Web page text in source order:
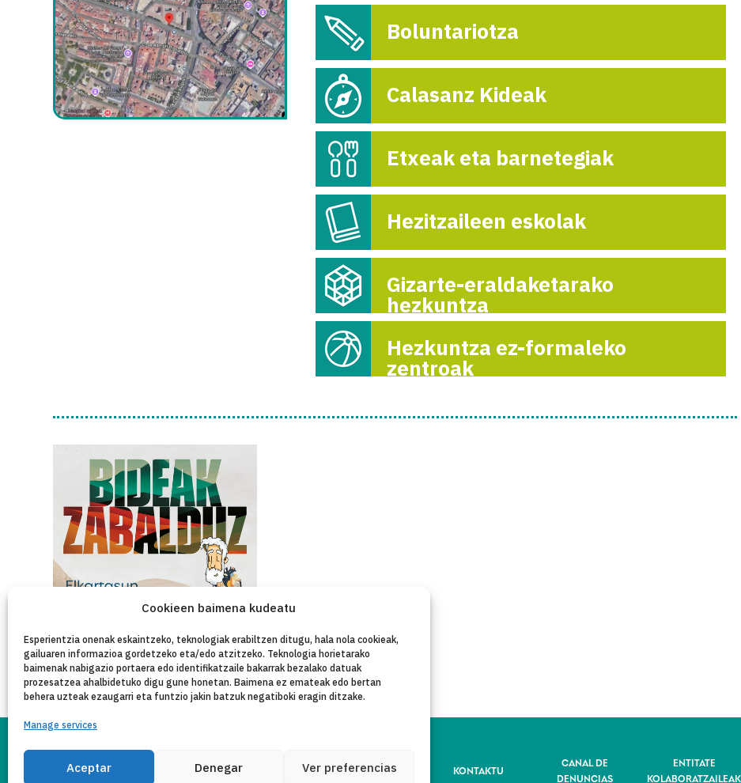
Cookieen baimena kudeatu
Esperientzia onenak eskaintzeko, teknologiak erabiltzen ditugu, hala nola cookieak,
gailuaren informazioa gordetzeko eta/edo atzitzeko. Teknologia horietarako
baimenak nabigazio portaera edo identifikatzaile bakarrak bezalako datuak
prozesatzea ahalbidetuko digu gune honetan. Baimena ez emateak edo bertan
behera uzteak ezaugarri eta funtzio jakin batzuk negatiboki eragin ditzake.
Manage services
Aceptar Denegar Ver preferencias
Boluntariotza
Calasanz Kideak
Etxeak eta barnetegiak
Hezitzaileen eskolak
Gizarte-eraldaketarako
hezkuntza
Hezkuntza ez-formaleko
zentroak
CON EL CONGO
Copyleft 2025 Itaka-Escolapios LEGE OHAR
PRIBATASUN-
KONTAKTU
CANAL DE
DENUNCIAS
ENTITATE
KOLABORATZAILEAK